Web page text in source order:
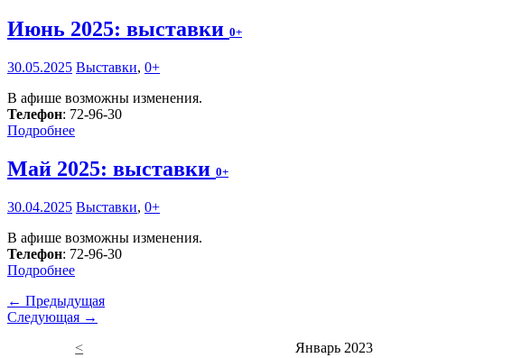
Июнь 2025: выставки 0+
30.05.2025 Выставки, 0+
В афише возможны изменения.
Телефон: 72-96-30
Подробнее
Май 2025: выставки 0+
30.04.2025 Выставки, 0+
В афише возможны изменения.
Телефон: 72-96-30
Подробнее
← Предыдущая
Следующая →
<
Январь 2023